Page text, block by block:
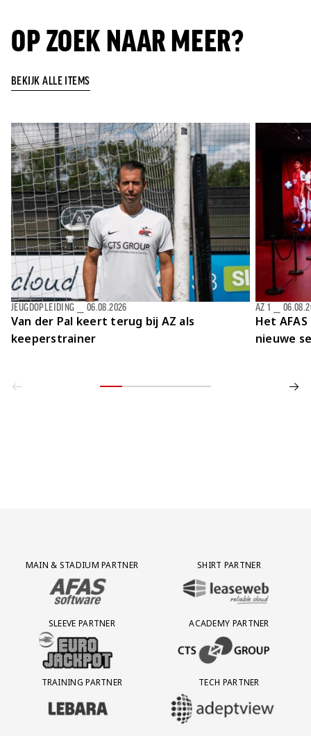
OP ZOEK NAAR MEER?
BEKIJK ALLE ITEMS
Van der Pal keert terug bij AZ als
keeperstrainer
JEUGDOPLEIDING 06.08.2026
Het
nieuwe
AZ 1
Partner Logos Grid
MAIN & STADIUM PARTNER
BEZOEK ONZE MAIN & STADIUM PARTNER AFAS SOFTWARE
SHIRT PARTNER
BEZOEK ONZE SHIRT PARTNER
SLEEVE PARTNER
BEZOEK ONZE SLEEVE PARTNER EUROJACKPOT
ACADEMY PARTNER
BEZOEK ONZE ACADEMY
TRAINING PARTNER
BEZOEK ONZE TRAINING PARTNER LEBARA
TECH PARTNER
BEZOEK ONZE TECH PARTNER